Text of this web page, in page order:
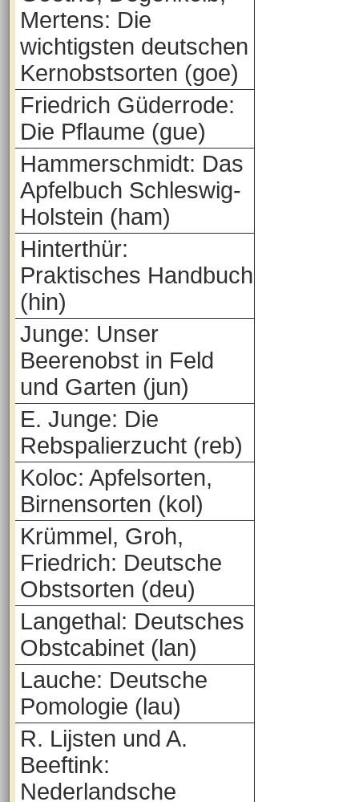
Mertens: Die
wichtigsten deutschen
Kernobstsorten (goe)
Friedrich Güderrode:
Die Pflaume (gue)
Hammerschmidt: Das
Apfelbuch Schleswig-
Holstein (ham)
Hinterthür:
Praktisches Handbuch
(hin)
Junge: Unser
Beerenobst in Feld
und Garten (jun)
E. Junge: Die
Rebspalierzucht (reb)
Koloc: Apfelsorten,
Birnensorten (kol)
Krümmel, Groh,
Friedrich: Deutsche
Obstsorten (deu)
Langethal: Deutsches
Obstcabinet (lan)
Lauche: Deutsche
Pomologie (lau)
R. Lijsten und A.
Beeftink:
Nederlandsche